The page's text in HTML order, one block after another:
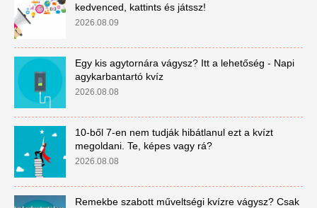
kedvenced, kattints és játssz!
2026.08.09
Egy kis agytornára vágysz? Itt a lehetőség - Napi
agykarbantartó kvíz
2026.08.08
10-ből 7-en nem tudják hibátlanul ezt a kvízt
megoldani. Te, képes vagy rá?
2026.08.08
Remekbe szabott műveltségi kvízre vágysz? Csak